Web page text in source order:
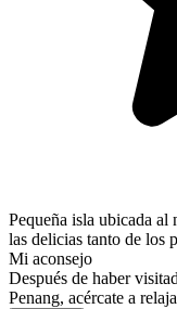
Pequeña isla ubicada al
las delicias tanto de los
Mi aconsejo
Después de haber
Penang, acércate a